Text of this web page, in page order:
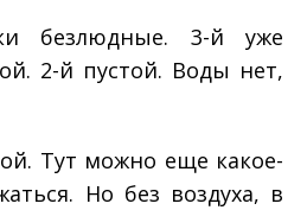
безлюдные. 3-­й уже
2­-й пустой. Воды нет,
Тут можно еще какое­-
Но без воздуха, в